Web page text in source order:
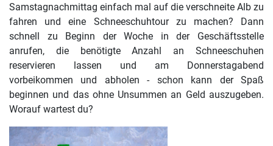
Samstagnachmittag einfach mal auf die verschneite Alb zu
fahren und eine Schneeschuhtour zu machen? Dann
schnell zu Beginn der Woche in der Geschäftsstelle
anrufen, die benötigte Anzahl an Schneeschuhen
reservieren lassen und am Donnerstagabend
vorbeikommen und abholen - schon kann der Spaß
beginnen und das ohne Unsummen an Geld auszugeben.
Worauf wartest du?